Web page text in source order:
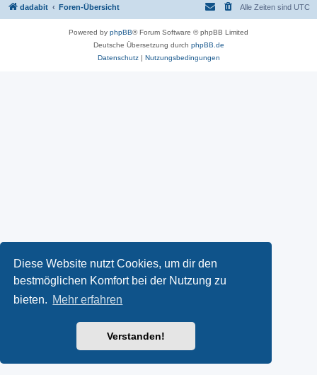
Diese Website nutzt Cookies, um dir den
bestmöglichen Komfort bei der Nutzung zu
bieten. Mehr erfahren
Verstanden!
dadabit Foren-Übersicht Alle Zeiten sind UTC
Powered by phpBB® Forum Software © phpBB Limited
Deutsche Übersetzung durch phpBB.de
Datenschutz| Nutzungsbedingungen